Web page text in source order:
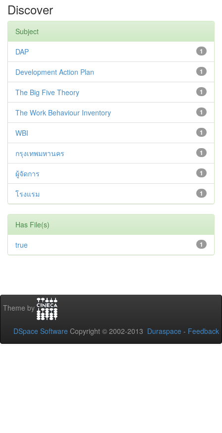
Discover
Subject
1
DAP
1
Development Action Plan
1
The Big Five Theory
1
The Work Behaviour Inventory
1
WBI
1
กรุงเทพมหานคร
1
ผู้จัดการ
1
โรงแรม
Has File(s)
1
true
Theme by
DSpace Software Copyright © 2002-2013 Duraspace - Feedback